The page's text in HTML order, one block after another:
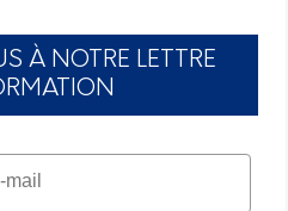
À NOTRE LETTRE